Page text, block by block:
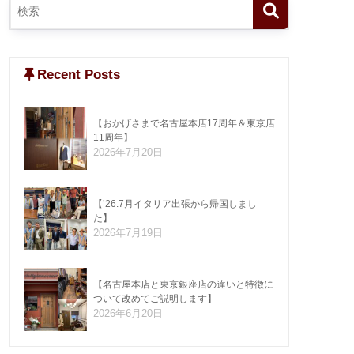
Recent Posts
【おかげさまで名古屋本店17周年＆東京店
11周年】
2026年7月20日
【’26.7月イタリア出張から帰国しまし
た】
2026年7月19日
【名古屋本店と東京銀座店の違いと特徴に
ついて改めてご説明します】
2026年6月20日